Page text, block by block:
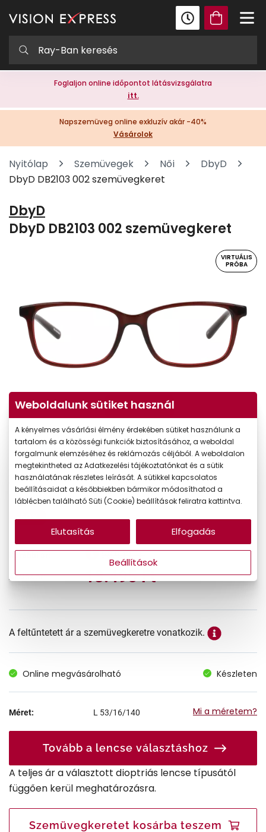
Foglaljon online időpontot látásvizsgálatra
itt.
Napszemüveg online exkluzív akár -40%
Vásárolok
Nyitólap Szemüvegek Női
DbyD
DbyD DB2103 002 szemüvegkeret
DbyD
DbyD DB2103 002 szemüvegkeret
VIRTUÁLIS
PRÓBA
Virtuális próba
-50%
26.990 Ft
Akciós ár: 13.495 Ft
A feltűntetett ár a szemüvegkeretre vonatkozik.
Online megvásárolható Készleten
Méret: L 53/16/140 Mi a méretem?
Tovább a lencse választáshoz
A teljes ár a választott dioptriás lencse típusától
függően kerül meghatározásra.
Szemüvegkeretet kosárba teszem
Weboldalunk sütiket használ
A kényelmes vásárlási élmény érdekében sütiket használunk a
tartalom és a közösségi funkciók biztosításához, a weboldal
forgalmunk elemzéséhez és reklámozás céljából. A weboldalon
megtekintheted az Adatkezelési tájékoztatónkat és a sütik
használatának részletes leírását. A sütikkel kapcsolatos
beállításaidat a későbbiekben bármikor módosíthatod a
láblécben található Süti (Cookie) beállítások feliratra kattintva.
Beállítások
Elutasítás Elfogadás